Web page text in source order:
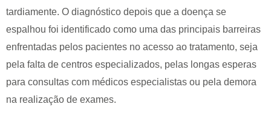
tardiamente. O diagnóstico depois que a doença se
espalhou foi identificado como uma das principais barreiras
enfrentadas pelos pacientes no acesso ao tratamento, seja
pela falta de centros especializados, pelas longas esperas
para consultas com médicos especialistas ou pela demora
na realização de exames.